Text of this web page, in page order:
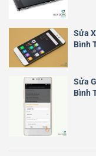
Sửa
Bình
Sửa
Bình